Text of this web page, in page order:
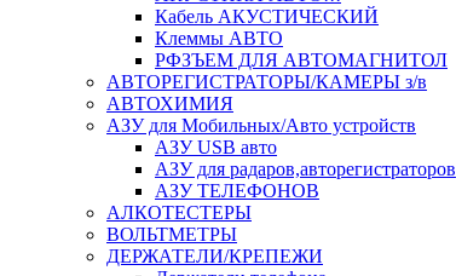
Кабель АКУСТИЧЕСКИЙ
Клеммы АВТО
РФЗЪЕМ ДЛЯ АВТОМАГНИТОЛ
АВТОРЕГИСТРАТОРЫ/КАМЕРЫ з/в
АВТОХИМИЯ
АЗУ для Мобильных/Авто устройств
АЗУ USB авто
АЗУ для радаров,авторегистраторов
АЗУ ТЕЛЕФОНОВ
АЛКОТЕСТЕРЫ
ВОЛЬТМЕТРЫ
ДЕРЖАТЕЛИ/КРЕПЕЖИ